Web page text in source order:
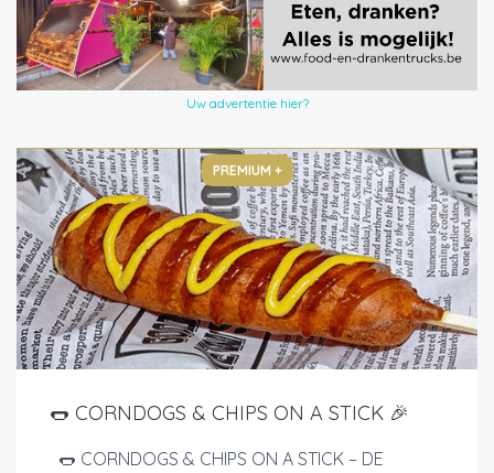
Uw advertentie hier?
PREMIUM +
🌭 CORNDOGS & CHIPS ON A STICK 🎉
🌭 CORNDOGS & CHIPS ON A STICK – DE